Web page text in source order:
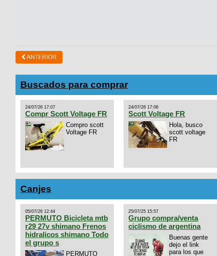
ANTERIOR
Buscados para comprar
24/07/26 17:07
Compr Scott Voltage FR
Compro scott
Voltage FR
24/07/26 17:06
Scott Voltage FR
Hola, busco
scott voltage
FR
Canjes
05/07/26 12:44
PERMUTO Bicicleta mtb
r29 27v shimano Frenos
hidralicos shimano Todo
el grupo s
PERMUTO
25/07/25 15:57
Grupo compra/venta
ciclismo de argentina
Buenas gente
dejo el link
para los que